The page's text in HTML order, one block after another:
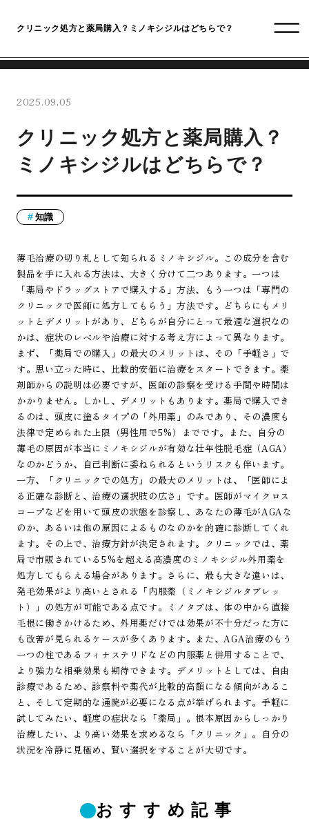
クリニック処方と薬局購入？ミノキシジルはどちらで？
2025.09.05
クリニック処方と薬局購入？
ミノキシジルはどちらで？
知識
薄毛治療の切り札として知られるミノキシジル。この成分を含む
製品を手に入れる方法は、大きく分けて二つあります。一つは
「薬局やドラッグストアで購入する」方法、もう一つは「専門の
クリニックで医師に処方してもらう」方法です。どちらにもメリ
ットとデメリットがあり、どちらが自分にとって最適な選択なの
かは、症状のレベルや治療に対する考え方によって異なります。
まず、「薬局での購入」の最大のメリットは、その「手軽さ」で
す。思い立った時に、比較的安価に治療をスタートできます。薬
剤師からの説明は必要ですが、医師の診察を受ける手間や時間は
かかりません。しかし、デメリットもあります。薬局で購入でき
るのは、頭皮に塗るタイプの「外用薬」のみであり、その濃度も
法律で定められた上限（男性用で5%）までです。また、自分の
薄毛の原因が本当にミノキシジルが有効な壮年性脱毛症（AGA）
なのかどうか、自己判断に委ねられるというリスクも伴います。
一方、「クリニックでの処方」の最大のメリットは、「医師によ
る正確な診断と、治療の選択肢の広さ」です。医師がマイクロス
コープなどを用いて頭皮の状態を診察し、あなたの薄毛がAGAな
のか、あるいは他の原因によるものなのかを的確に診断してくれ
ます。その上で、治療方針が決定されます。クリニックでは、薬
局で市販されている5%を超える高濃度のミノキシジル外用薬を
処方してもらえる場合があります。さらに、最も大きな違いは、
発毛効果がより高いとされる「内服薬（ミノキシジルタブレッ
ト）」の処方が可能である点です。ミノタブは、体の中から直接
毛根に働きかけるため、外用薬だけでは効果が不十分だった方に
も改善が見られるケースが多くあります。また、AGA治療のもう
一つの柱であるフィナステリドなどの内服薬と併用することで、
より強力な相乗効果も期待できます。デメリットとしては、自由
診療であるため、診察料や薬代が比較的高額になる傾向があるこ
と、そして定期的な通院が必要になる点が挙げられます。手軽に
試してみたい、軽度の症状なら「薬局」。根本原因からしっかり
治療したい、より高い効果を求めるなら「クリニック」。自分の
状況を冷静に見極め、賢い選択をすることが大切です。
おすすめ記事